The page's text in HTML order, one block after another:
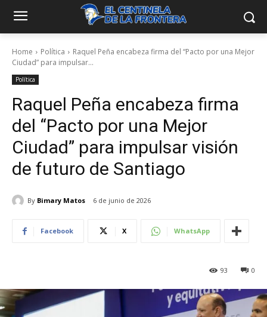
Home Política
Raquel Peña encabeza firma del “Pacto por una Mejor
Ciudad” para impulsar...
Política
Raquel Peña encabeza firma
del “Pacto por una Mejor
Ciudad” para impulsar visión
de futuro de Santiago
By Bimary Matos 6 de junio de 2026
Facebook X WhatsApp
0
93